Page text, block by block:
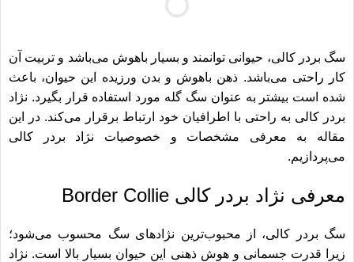
سگ بردر کالی، حیوانی توانمند و بسیار باهوش می‌باشد و تربیت آن
کار راحتی می‌باشد. ذهن باهوش و بدن ورزیده این حیوان، باعث
شده است بیشتر به عنوان سگ گله مورد استفاده قرار بگیرد. نژاد
بردر کالی به راحتی با اطرافیان خود ارتباط برقرار می‌کند. در این
مقاله به معرفی مشخصات و خصوصیات نژاد بردر کالی
می‌پردازیم.
معرفی نژاد بردر کالی Border Collie
سگ بردر کالی، از محبوب‌ترین نژادهای سگ محسوب می‌شود؛
زیرا قدرت جسمانی و هوش ذهنی این حیوان بسیار بالا است. نژاد